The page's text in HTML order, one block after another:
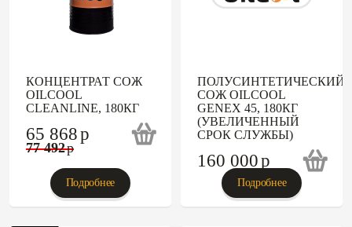
КОНЦЕНТРАТ СОЖ
OILCOOL
CLEANLINE, 180КГ
65 868p
77 492p
Подробнее
ПОЛУСИНТЕТИЧЕСКИЙ
СОЖ OILCOOL
GENEX 45, 180КГ
(УВЕЛИЧЕННЫЙ
СРОК СЛУЖБЫ)
160 000p
Подробнее